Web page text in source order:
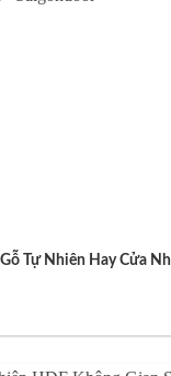
Tự Nhiên Hay Cửa